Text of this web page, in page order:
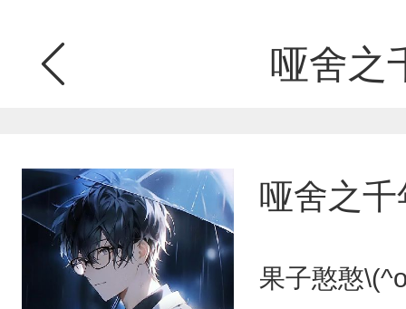
哑舍之
哑舍之
果子憨憨